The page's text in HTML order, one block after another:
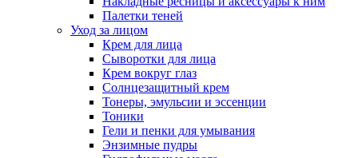
Палетки теней
Уход за лицом
Крем для лица
Сыворотки для лица
Крем вокруг глаз
Солнцезащитный крем
Тонеры, эмульсии и эссенции
Тоники
Гели и пенки для умывания
Энзимные пудры